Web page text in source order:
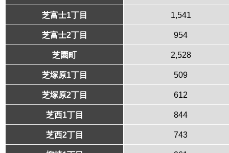
芝富士1丁目 1,541
芝富士2丁目 954
芝園町 2,528
芝塚原1丁目 509
芝塚原2丁目 612
芝西1丁目 844
芝西2丁目 743